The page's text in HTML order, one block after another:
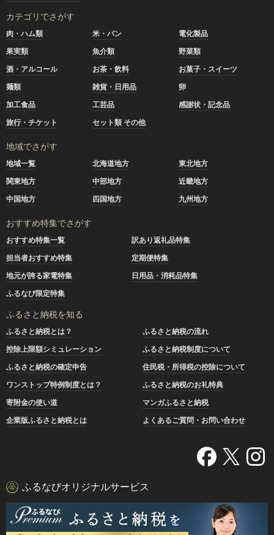
カテゴリでさがす
肉・ハム類 米・パン
電化製品
果実類
魚介類
野菜類
酒・アルコール
お茶・飲料
お菓子・スイーツ
麺類
雑貨・日用品
卵
加工食品
工芸品
感謝状・記念品
旅行・チケット
セット類 その他
地域でさがす
地域一覧 北海道地方
東北地方
関東地方
中部地方
近畿地方
中国地方
四国地方 九州地方
おすすめ特集でさがす
おすすめ特集一覧
訳あり返礼品特集
担当者おすすめ特集
定期便特集
地元が誇る家電特集
日用品・消耗品特集
ふるなび限定特集
ふるさと納税を知る
ふるさと納税とは？
ふるさと納税の流れ
控除上限額シミュレーション
ふるさと納税制度について
ふるさと納税の確定申告
住民税・所得税の控除について
ワンストップ特例制度とは？
ふるさと納税のお礼特典
寄附金の使い道
マンガふるさと納税
企業版ふるさと納税とは
よくあるご質問・お問い合わせ
ふるなびオリジナルサービス